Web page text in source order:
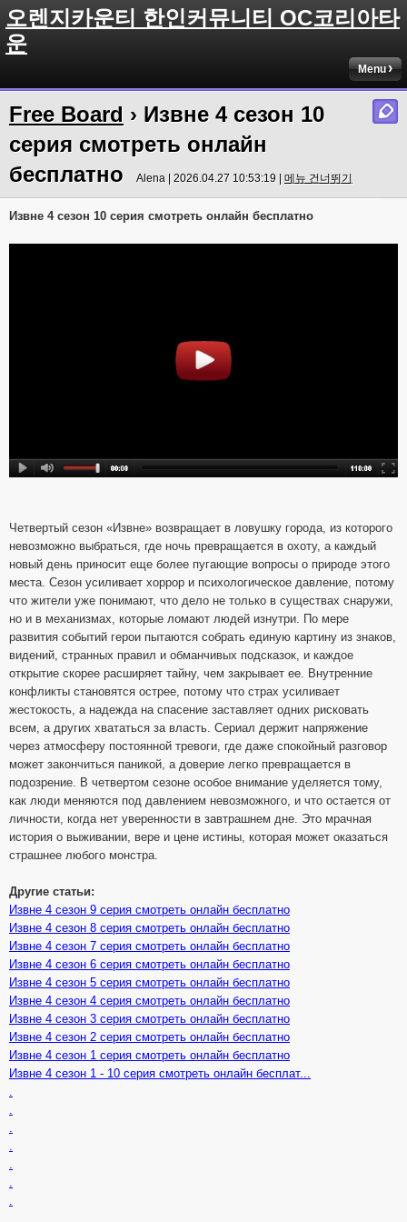
오렌지카운티 한인커뮤니티 OC코리아타
운
Menu
Free Board › Извне 4 сезон 10
серия смотреть онлайн
бесплатно
Alena | 2026.04.27 10:53:19 | 메뉴 건너뛰기
Извне 4 сезон 10 серия смотреть онлайн бесплатно
Четвертый сезон «Извне» возвращает в ловушку города, из которого
невозможно выбраться, где ночь превращается в охоту, а каждый
новый день приносит еще более пугающие вопросы о природе этого
места. Сезон усиливает хоррор и психологическое давление, потому
что жители уже понимают, что дело не только в существах снаружи,
но и в механизмах, которые ломают людей изнутри. По мере
развития событий герои пытаются собрать единую картину из знаков,
видений, странных правил и обманчивых подсказок, и каждое
открытие скорее расширяет тайну, чем закрывает ее. Внутренние
конфликты становятся острее, потому что страх усиливает
жестокость, а надежда на спасение заставляет одних рисковать
всем, а других хвататься за власть. Сериал держит напряжение
через атмосферу постоянной тревоги, где даже спокойный разговор
может закончиться паникой, а доверие легко превращается в
подозрение. В четвертом сезоне особое внимание уделяется тому,
как люди меняются под давлением невозможного, и что остается от
личности, когда нет уверенности в завтрашнем дне. Это мрачная
история о выживании, вере и цене истины, которая может оказаться
страшнее любого монстра.
Другие статьи:
Извне 4 сезон 9 серия смотреть онлайн бесплатно
Извне 4 сезон 8 серия смотреть онлайн бесплатно
Извне 4 сезон 7 серия смотреть онлайн бесплатно
Извне 4 сезон 6 серия смотреть онлайн бесплатно
Извне 4 сезон 5 серия смотреть онлайн бесплатно
Извне 4 сезон 4 серия смотреть онлайн бесплатно
Извне 4 сезон 3 серия смотреть онлайн бесплатно
Извне 4 сезон 2 серия смотреть онлайн бесплатно
Извне 4 сезон 1 серия смотреть онлайн бесплатно
Извне 4 сезон 1 - 10 серия смотреть онлайн бесплат...